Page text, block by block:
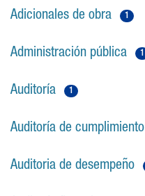
Adicionales de obra 1
Administración pública 1
Auditoría 1
Auditoría de cumplimiento
Auditoria de desempeño